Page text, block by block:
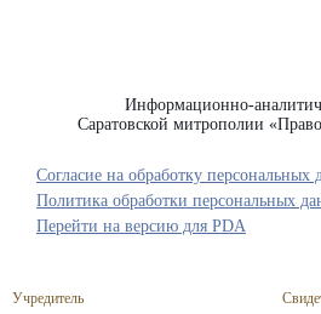
Информационно-
Саратовской митрополии
Учредитель
Согласие на обработку персональных
Политика обработки персональных
Перейти на версию для PDA